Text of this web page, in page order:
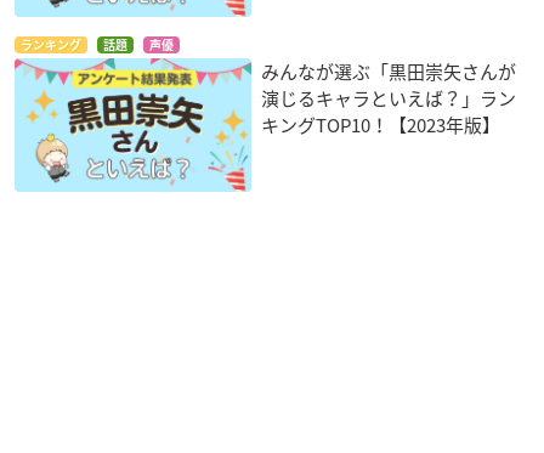
ランキング 話題 声優
みんなが選ぶ「黒田崇矢さんが
演じるキャラといえば？」ラン
キングTOP10！【2023年版】